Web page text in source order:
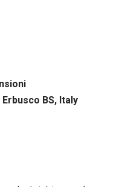
BS, Italy